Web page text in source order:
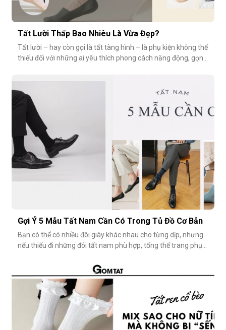
Tất Lười Thấp Bao Nhiêu Là Vừa Đẹp?
Tất lười – hay còn gọi là tất tàng hình – là phụ kiện không thể
thiếu đối với những ai yêu thích phong cách năng động, gọn
nhiêu là vừa đẹp? Nếu quá thấp, tất dễ bị tuột; nếu quá c
Gợi Ý 5 Mẫu Tất Nam Cần Có Trong Tủ Đồ Cơ Bản
Bạn có thể có nhiều đôi giày khác nhau cho từng dịp, nhưng
nếu thiếu đi những đôi tất nam phù hợp, tổng thể trang phục
nhỏ nhặt, nhưng lại góp phần định hình phong cách, nâng
tầm sự chỉn chu và thể hiện gu thẩm mỹ cá nhân một cách
rõ rệt. Dưới đâ